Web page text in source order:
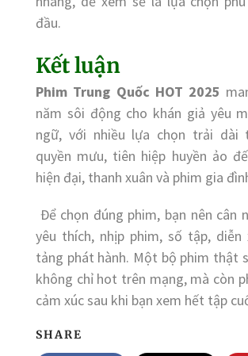
đầu.
Kết luận
Phim Trung Quốc HOT 2025
năm sôi động cho khán giả yêu
ngữ, với nhiều lựa chọn trải dài
quyền mưu, tiên hiệp huyền ảo
hiện đại, thanh xuân và phim gia
Để chọn đúng phim, bạn nên cân
yêu thích, nhịp phim, số tập, diễn
tảng phát hành. Một bộ phim thật
không chỉ hot trên mạng, mà còn
cảm xúc sau khi bạn xem hết tập
SHARE